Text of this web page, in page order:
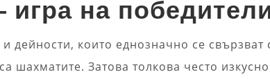
на
дейности, които еднозначно се свързват
шахматите. Затова толкова често